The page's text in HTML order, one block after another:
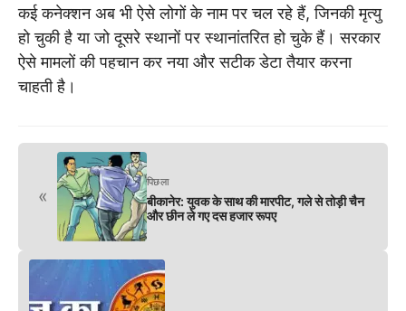
कई कनेक्शन अब भी ऐसे लोगों के नाम पर चल रहे हैं, जिनकी मृत्यु
हो चुकी है या जो दूसरे स्थानों पर स्थानांतरित हो चुके हैं। सरकार
ऐसे मामलों की पहचान कर नया और सटीक डेटा तैयार करना
चाहती है।
«
पिछला
बीकानेर: युवक के साथ की मारपीट, गले से तोड़ी चैन
और छीन ले गए दस हजार रूपए